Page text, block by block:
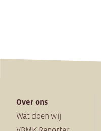
Over ons
Wat doen wij